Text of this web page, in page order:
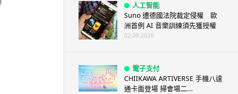
人工智能
Suno 遭德國法院裁定侵權 歐
洲首例 AI 音樂訓練須先獲授權
02.08.2026
電子支付
CHIIKAWA ARTIVERSE 手機八達
通卡面登場 掃會場二...